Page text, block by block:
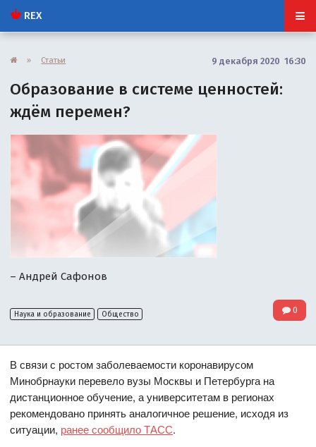
REX
» Статьи 9 декабря 2020 16:30
Образование в системе ценностей:
ждём перемен?
– Андрей Сафонов
Наука и образование Общество 0
В связи с ростом заболеваемости коронавирусом
Минобрнауки перевело вузы Москвы и Петербурга на
дистанционное обучение, а университетам в регионах
рекомендовано принять аналогичное решение, исходя из
ситуации, ранее сообщило ТАСС.